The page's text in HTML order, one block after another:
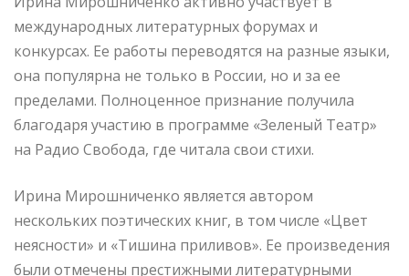
международных литературных форумах и
конкурсах. Ее работы переводятся на разные языки,
она популярна не только в России, но и за ее
пределами. Полноценное признание получила
благодаря участию в программе «Зеленый Театр»
на Радио Свобода, где читала свои стихи.
Ирина Мирошниченко является автором
нескольких поэтических книг, в том числе «Цвет
неясности» и «Тишина приливов». Ее произведения
были отмечены престижными литературными